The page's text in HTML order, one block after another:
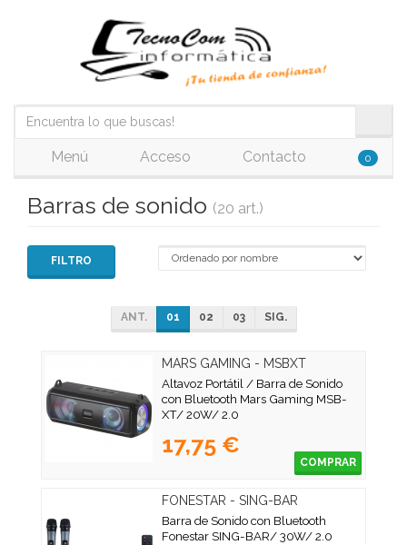
Menú Acceso Contacto 0
Barras de sonido (20 art.)
FILTRO
ANT. 01 02 03 SIG.
MARS GAMING - MSBXT
Altavoz Portátil / Barra de Sonido
con Bluetooth Mars Gaming MSB-
XT/ 20W/ 2.0
17,75 €
COMPRAR
FONESTAR - SING-BAR
Barra de Sonido con Bluetooth
Fonestar SING-BAR/ 30W/ 2.0